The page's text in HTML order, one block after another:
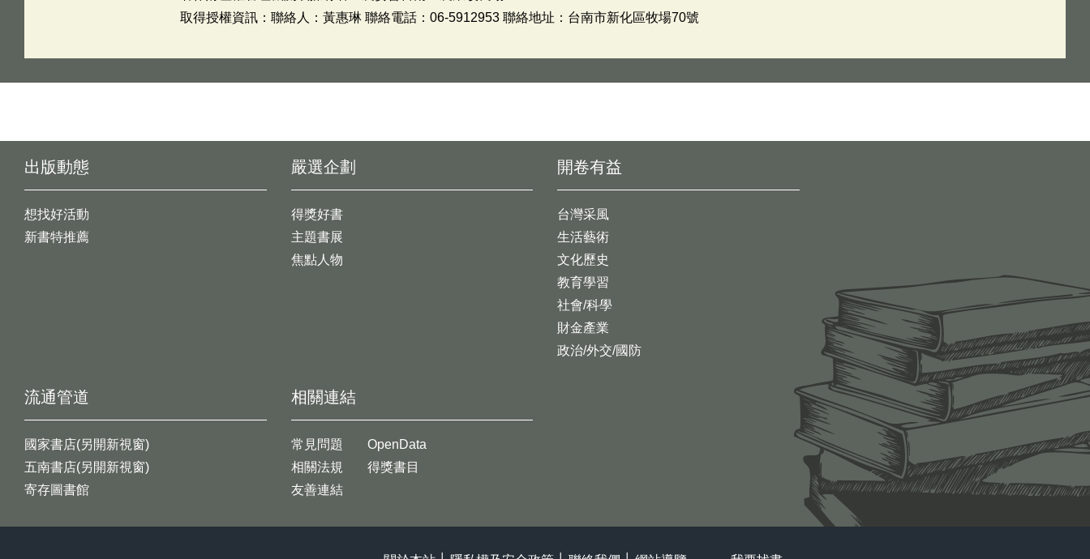
取得授權資訊：聯絡人：黃惠琳 聯絡電話：06-5912953 聯絡地址：台南市新化區牧場70號
出版動態
想找好活動
新書特推薦
開卷有益
台灣采風
生活藝術
文化歷史
教育學習
社會/科學
財金產業
政治/外交/國防
嚴選企劃
得獎好書
主題書展
焦點人物
流通管道
國家書店(另開新視窗)
五南書店(另開新視窗)
寄存圖書館
相關連結
常見問題
相關法規
友善連結
OpenData
得獎書目